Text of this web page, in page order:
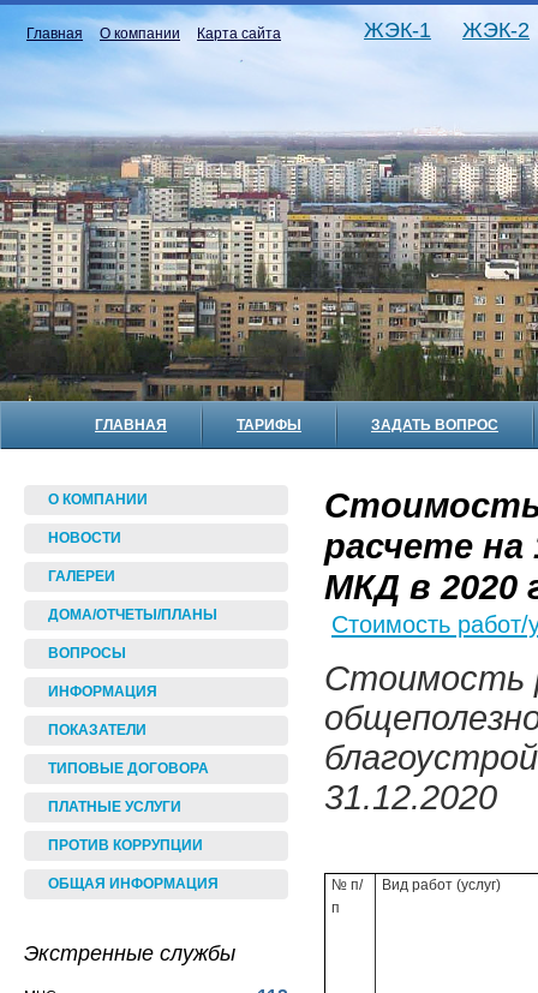
Главная О компании Карта сайта ЖЭК-1 ЖЭК-2
ГЛАВНАЯ ТАРИФЫ ЗАДАТЬ ВОПРОС
О КОМПАНИИ
НОВОСТИ
ГАЛЕРЕИ
ДОМА/ОТЧЕТЫ/ПЛАНЫ
ВОПРОСЫ
ИНФОРМАЦИЯ
ПОКАЗАТЕЛИ
ТИПОВЫЕ ДОГОВОРА
ПЛАТНЫЕ УСЛУГИ
ПРОТИВ КОРРУПЦИИ
ОБЩАЯ ИНФОРМАЦИЯ
Экстренные службы
расчете
МКД в 2020
Стоимость
Стоимость
31.12.2020
№ п/
п
Вид работ (услуг)